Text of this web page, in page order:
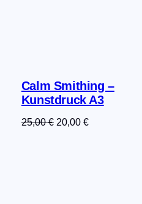
Calm Smithing –
Kunstdruck A3
25,00€ Ursprünglicher
20,00 €Aktueller